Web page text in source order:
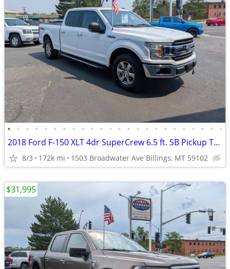
• • • • • • • • • • • • • • • • • • • • • • • •
2018 Ford F-150 XLT 4dr SuperCrew 6.5 ft. SB Pickup Truck 4x4 4WD F15
8/3 172k mi 1503 Broadwater Ave Billings, MT 59102
$31,995